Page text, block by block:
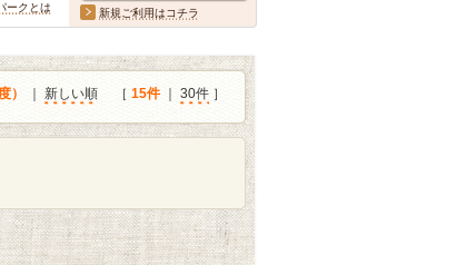
ークとは 新規ご利用はコチラ
） 新しい順 ［ 15件｜ 30件 ］